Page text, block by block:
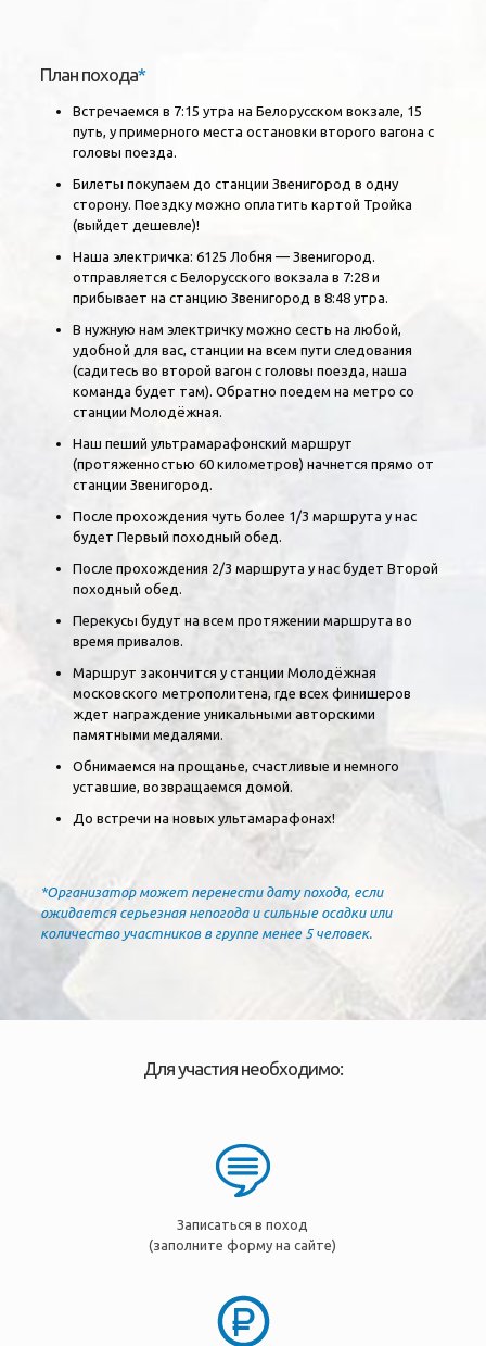
План похода*
Встречаемся в 7:15 утра на Белорусском вокзале, 15
путь, у примерного места остановки второго вагона с
головы поезда.
Билеты покупаем до станции Звенигород в одну
сторону. Поездку можно оплатить картой Тройка
(выйдет дешевле)!
Наша электричка: 6125 Лобня — Звенигород.
отправляется с Белорусского вокзала в 7:28 и
прибывает на станцию Звенигород в 8:48 утра.
В нужную нам электричку можно сесть на любой,
удобной для вас, станции на всем пути следования
(садитесь во второй вагон с головы поезда, наша
команда будет там). Обратно поедем на метро со
станции Молодёжная.
Наш пеший ультрамарафонский маршрут
(протяженностью 60 километров) начнется прямо от
станции Звенигород.
После прохождения чуть более 1/3 маршрута у нас
будет Первый походный обед.
После прохождения 2/3 маршрута у нас будет Второй
походный обед.
Перекусы будут на всем протяжении маршрута во
время привалов.
Маршрут закончится у станции Молодёжная
московского метрополитена, где всех финишеров
ждет награждение уникальными авторскими
памятными медалями.
Обнимаемся на прощанье, счастливые и немного
уставшие, возвращаемся домой.
До встречи на новых ультамарафонах!
*Организатор может перенести дату похода, если
ожидается серьезная непогода и сильные осадки или
количество участников в группе менее 5 человек.
Для участия необходимо:
Записаться в поход
(заполните форму на сайте)